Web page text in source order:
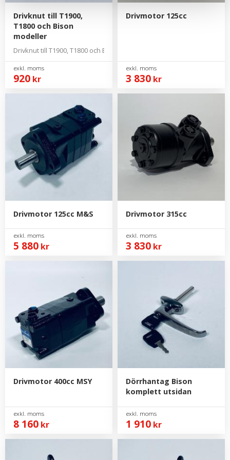
Drivknut till T1900,
T1800 och Bison
modeller
Drivknut till T1900, T1800 och Bison modeller
920 kr
Drivmotor 125cc
3 830 kr
Drivmotor 125cc M&S
5 880 kr
Drivmotor 315cc
3 830 kr
Drivmotor 400cc MSY
8 160 kr
Dörrhantag Bison
komplett utsidan
1 910 kr